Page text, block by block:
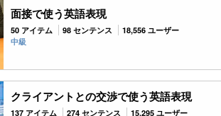
面接で使う英語表現
50 アイテム 98 センテンス
18,556 ユーザー
中級
クライアントとの交渉で使う英語表現
137 アイテム 274 センテンス
15,295 ユーザー